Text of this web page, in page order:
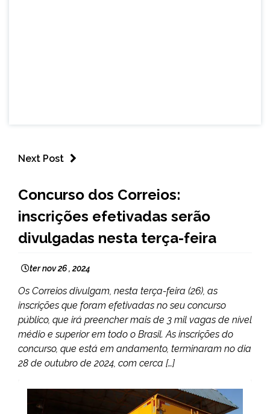
Next Post
NOTÍCIAS
Concurso dos Correios:
inscrições efetivadas serão
divulgadas nesta terça-feira
ter nov 26 , 2024
Os Correios divulgam, nesta terça-feira (26), as
inscrições que foram efetivadas no seu concurso
público, que irá preencher mais de 3 mil vagas de nível
médio e superior em todo o Brasil. As inscrições do
concurso, que está em andamento, terminaram no dia
28 de outubro de 2024, com cerca […]